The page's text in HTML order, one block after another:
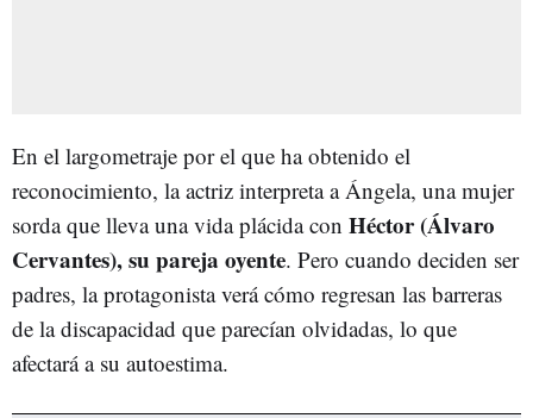
En el largometraje por el que ha obtenido el
reconocimiento, la actriz interpreta a Ángela, una mujer
sorda que lleva una vida plácida con Héctor (Álvaro
Cervantes), su pareja oyente. Pero cuando deciden ser
padres, la protagonista verá cómo regresan las barreras
de la discapacidad que parecían olvidadas, lo que
afectará a su autoestima.